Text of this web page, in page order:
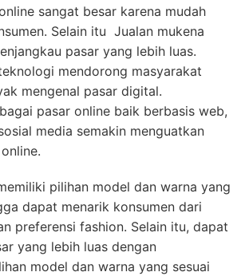
sangat besar karena mudah
Selain itu Jualan mukena
pasar yang lebih luas.
mendorong masyarakat
mengenal pasar digital.
pasar online baik berbasis web,
media semakin menguatkan
pilihan model dan warna yang
dapat menarik konsumen dari
preferensi fashion. Selain itu, dapat
yang lebih luas dengan
model dan warna yang sesuai